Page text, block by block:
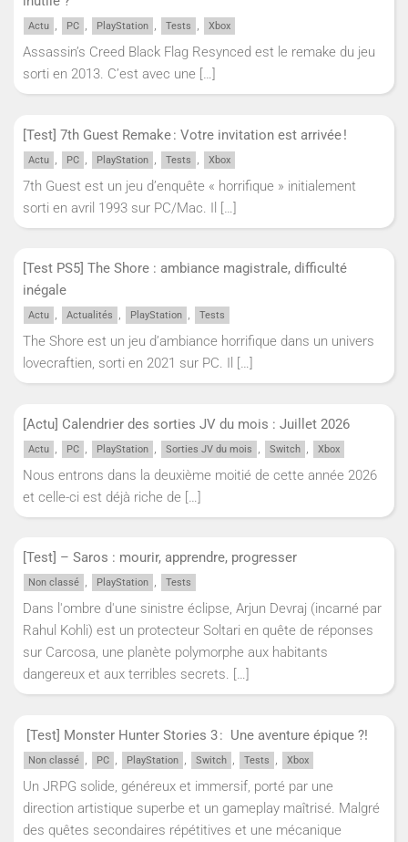
Actu , PC , PlayStation , Tests , Xbox
Assassin’s Creed Black Flag Resynced est le remake du jeu
sorti en 2013. C’est avec une […]
[Test] 7th Guest Remake : Votre invitation est arrivée !
Actu , PC , PlayStation , Tests , Xbox
7th Guest est un jeu d’enquête « horrifique » initialement
sorti en avril 1993 sur PC/Mac. Il […]
[Test PS5] The Shore : ambiance magistrale, difficulté
inégale
Actu , Actualités , PlayStation , Tests
The Shore est un jeu d’ambiance horrifique dans un univers
lovecraftien, sorti en 2021 sur PC. Il […]
[Actu] Calendrier des sorties JV du mois : Juillet 2026
Actu , PC , PlayStation , Sorties JV du mois , Switch , Xbox
Nous entrons dans la deuxième moitié de cette année 2026
et celle-ci est déjà riche de […]
[Test] – Saros : mourir, apprendre, progresser
Non classé , PlayStation , Tests
Dans l'ombre d'une sinistre éclipse, Arjun Devraj (incarné par
Rahul Kohli) est un protecteur Soltari en quête de réponses
sur Carcosa, une planète polymorphe aux habitants
dangereux et aux terribles secrets. […]
[Test] Monster Hunter Stories 3 : Une aventure épique ?!
Non classé , PC , PlayStation , Switch , Tests , Xbox
Un JRPG solide, généreux et immersif, porté par une
direction artistique superbe et un gameplay maîtrisé. Malgré
des quêtes secondaires répétitives et une mécanique